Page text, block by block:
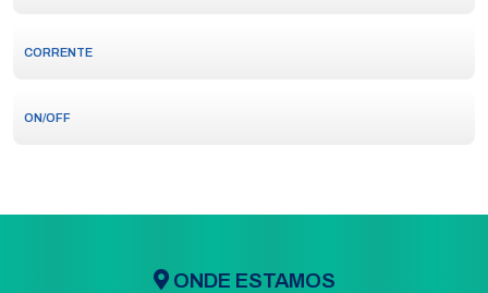
CORRENTE
ON/OFF
ONDE ESTAMOS